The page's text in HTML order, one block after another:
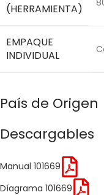
(HERRAMIENTA)
EMPAQUE
INDIVIDUAL
País de Origen
Descargables
Manual 101669
Díagrama 101669